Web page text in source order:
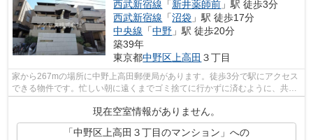
西武新宿線 「新井薬師前 」駅 徒歩3分
西武新宿線 「沼袋 」駅 徒歩17分
中央線 「中野 」駅 徒歩20分
築39年
東京都中野区上高田 ３丁目
家から267mの場所に中野上高田郵便局があります。徒歩3分で駅にアクセス
できる物件です。忙しい朝に遠くまでゴミ捨てに行かずに済むように、共用
現在空室情報がありません。
「中野区上高田３丁目のマンション」への